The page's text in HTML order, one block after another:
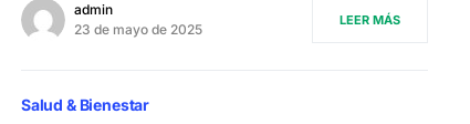
admin
23 de mayo de 2025
LEER MÁS
Salud & Bienestar